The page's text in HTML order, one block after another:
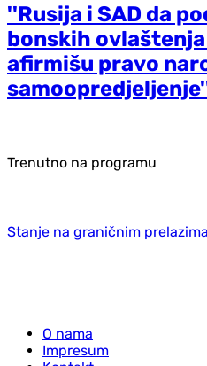
''Rusija i SAD da
bonskih
afirmišu pravo
Trenutno na programu
Stanje na graničnim prelazima
O nama
Impresum